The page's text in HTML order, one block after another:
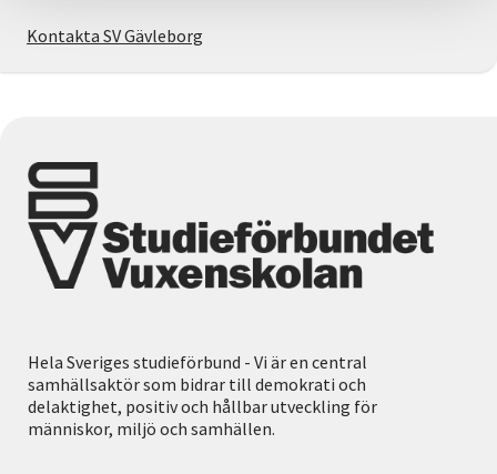
Kontakta SV Gävleborg
Hela Sveriges studieförbund - Vi är en central
samhällsaktör som bidrar till demokrati och
delaktighet, positiv och hållbar utveckling för
människor, miljö och samhällen.